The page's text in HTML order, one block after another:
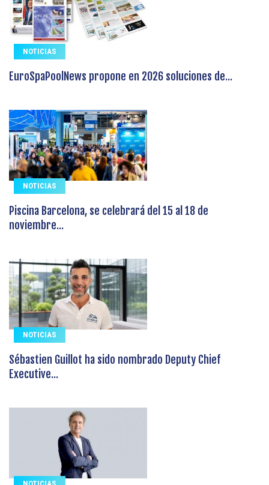
NOTICIAS
EuroSpaPoolNews propone en 2026 soluciones de...
NOTICIAS
Piscina Barcelona, se celebrará del 15 al 18 de
noviembre...
NOTICIAS
Sébastien Guillot ha sido nombrado Deputy Chief
Executive...